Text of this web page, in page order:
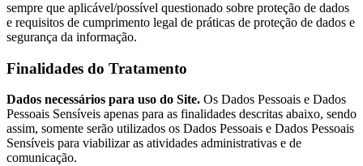
sempre que aplicável/possível questionado sobre proteção de dados
e requisitos de cumprimento legal de práticas de proteção de dados e
segurança da informação.
Finalidades do Tratamento
Dados necessários para uso do Site. Os Dados Pessoais e Dados
Pessoais Sensíveis apenas para as finalidades descritas abaixo, sendo
assim, somente serão utilizados os Dados Pessoais e Dados Pessoais
Sensíveis para viabilizar as atividades administrativas e de
comunicação.